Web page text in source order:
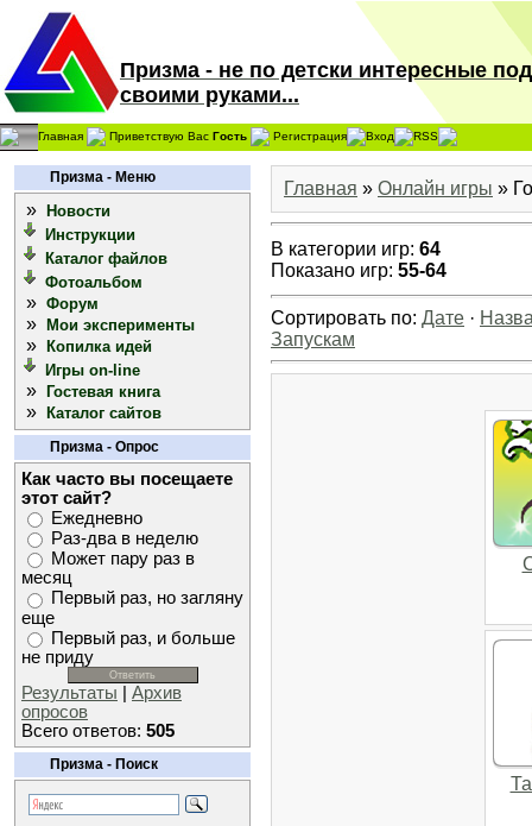
Призма - не по детски интересные
своими руками...
Главная Приветствую Вас Гость Регистрация Вход RSS
Призма - Меню
»
Новости
Инструкции
Каталог файлов
Фотоальбом
» Форум
» Мои эксперименты
»
Копилка идей
Игры on-line
» Гостевая книга
» Каталог сайтов
Призма - Опрос
Как часто вы посещаете
этот сайт?
Ежедневно
Раз-два в неделю
Может пару раз в
месяц
Первый раз, но загляну
еще
Первый раз, и больше
не приду
Результаты
Архив
опросов
Всего ответов: 505
Призма - Поиск
Главная » Онлайн игры »
В категории игр: 64
Показано игр: 55-64
Сортировать по: Дате ·
Запускам